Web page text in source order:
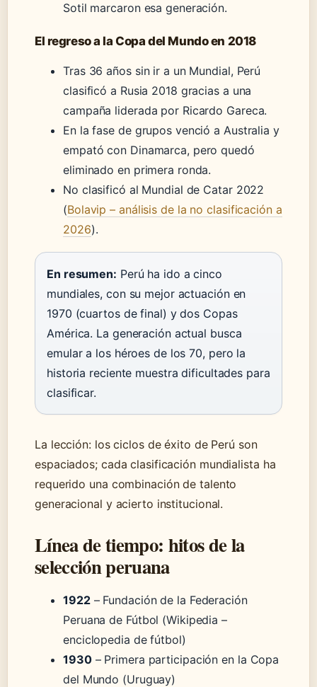
Sotil marcaron esa generación.
El regreso a la Copa del Mundo en 2018
Tras 36 años sin ir a un Mundial, Perú
clasificó a Rusia 2018 gracias a una
campaña liderada por Ricardo Gareca.
En la fase de grupos venció a Australia y
empató con Dinamarca, pero quedó
eliminado en primera ronda.
No clasificó al Mundial de Catar 2022
(Bolavip – análisis de la no clasificación a
2026).
En resumen: Perú ha ido a cinco
mundiales, con su mejor actuación en
1970 (cuartos de final) y dos Copas
América. La generación actual busca
emular a los héroes de los 70, pero la
historia reciente muestra dificultades para
clasificar.
La lección: los ciclos de éxito de Perú son
espaciados; cada clasificación mundialista ha
requerido una combinación de talento
generacional y acierto institucional.
Línea de tiempo: hitos de la
selección peruana
1922– Fundación de la Federación
Peruana de Fútbol (Wikipedia –
enciclopedia de fútbol)
1930– Primera participación en la Copa
del Mundo (Uruguay)